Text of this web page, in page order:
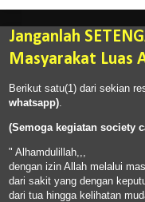
Janganlah
Masyarakat Luas
Berikut satu(1) dari sekian
whatsapp).
(Semoga kegiatan society
" Alhamdulillah,,,
dengan izin Allah melalui
dari sakit yang dengan
dari tua hingga kelihatan